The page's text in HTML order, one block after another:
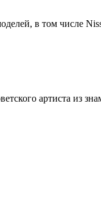
в том числе
артиста из